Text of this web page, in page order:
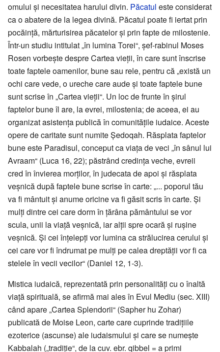
omului și necesitatea harului divin. Păcatul este considerat
ca o abatere de la legea divină. Păcatul poate fi iertat prin
pocăință, mărturisirea păcatelor și prin fapte de milostenie.
Într-un studiu intitulat „în lumina Torei“, șef-rabinul Moses
Rosen vorbește despre Cartea vieții, în care sunt înscrise
toate faptele oamenilor, bune sau rele, pentru că „există un
ochi care vede, o ureche care aude și toate faptele bune
sunt scrise în „Cartea vieții“. Un loc de frunte în șirul
faptelor bune îl are, la evrei, milostenia; de aceea, ei au
organizat asistența publică în comunitățile iudaice. Aceste
opere de caritate sunt numite Ședoqah. Răsplata faptelor
bune este Paradisul, conceput ca viața de veci „în sânul lui
Avraam“ (Luca 16, 22); păstrând credința veche, evreii
cred în învierea morților, în judecata de apoi și răsplata
veșnică după faptele bune scrise în carte: „... poporul tău
va fi mântuit și anume oricine va fi găsit scris în carte. Și
mulți dintre cei care dorm în țărâna pământului se vor
scula, unii la viață veșnică, iar alții spre ocară și rușine
veșnică. Și cei înțelepți vor lumina ca strălucirea cerului și
cei care vor fi îndrumat pe mulți pe calea dreptății vor fi ca
stelele în vecii vecilor“ (Daniel 12, 1-3).
Mistica iudaică, reprezentată prin personalități cu o înaltă
viață spirituală, se afirmă mai ales în Evul Mediu (sec. XIII)
când apare „Cartea Splendorii“ (Sapher hu Zohar)
publicată de Moise Leon, carte care cuprinde tradițiile
ezoterice (ascunse) ale iudaismului și care se numește
Kabbalah („tradiție“, de la cuv. ebr. qibbel = a primi